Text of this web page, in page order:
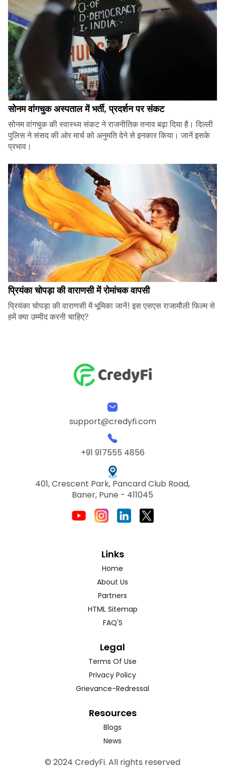
सोनम वांगचुक अस्पताल में भर्ती, प्रदर्शन पर संकट
सोनम वांगचुक की स्वास्थ्य संकट ने राजनीतिक तनाव बढ़ा दिया है। दिल्ली
पुलिस ने संसद की ओर मार्च को अनुमति देने से इनकार किया। जानें इसके
प्रभाव।
प्रियंका चोपड़ा की वाराणसी में रोमांचक वापसी
प्रियंका चोपड़ा की वाराणसी में भूमिका जानें! इस एसएस राजामौली फिल्म से
हमें क्या उम्मीद करनी चाहिए?
support@credyfi.com
+91 917555 4856
401, Crescent Park, Pancard Club Road,
Baner, Pune - 411045
Links
Home
About Us
Partners
HTML Sitemap
FAQ'S
Legal
Terms Of Use
Privacy Policy
Grievance-Redressal
Resources
Blogs
News
© 2024 CredyFi. All rights reserved